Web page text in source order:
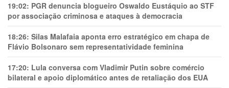
19:02: PGR denuncia blogueiro Oswaldo Eustáquio ao STF
por associação criminosa e ataques à democracia
18:26: Silas Malafaia aponta erro estratégico em chapa de
Flávio Bolsonaro sem representatividade feminina
17:20: Lula conversa com Vladimir Putin sobre comércio
bilateral e apoio diplomático antes de retaliação dos EUA